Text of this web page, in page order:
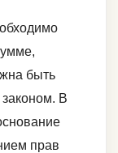
быть
В
прав